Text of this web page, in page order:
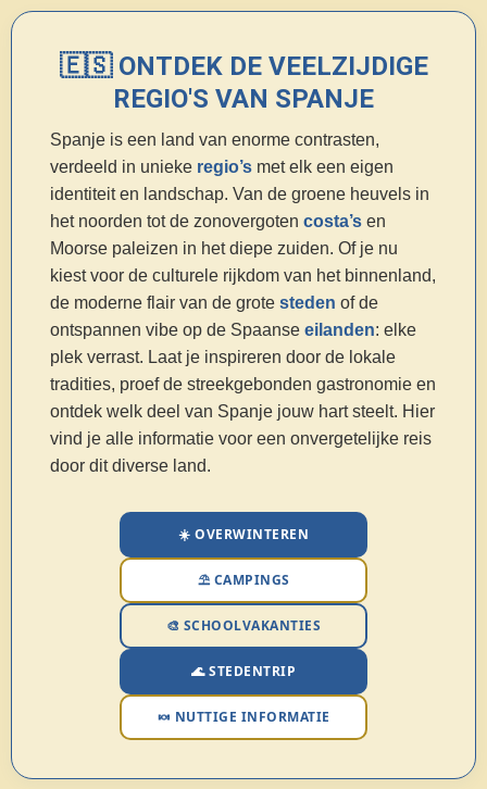
🇪🇸 ONTDEK DE VEELZIJDIGE
REGIO'S VAN SPANJE
Spanje is een land van enorme contrasten,
verdeeld in unieke regio’s met elk een eigen
identiteit en landschap. Van de groene heuvels in
het noorden tot de zonovergoten costa’s en
Moorse paleizen in het diepe zuiden. Of je nu
kiest voor de culturele rijkdom van het binnenland,
de moderne flair van de grote steden of de
ontspannen vibe op de Spaanse eilanden: elke
plek verrast. Laat je inspireren door de lokale
tradities, proef de streekgebonden gastronomie en
ontdek welk deel van Spanje jouw hart steelt. Hier
vind je alle informatie voor een onvergetelijke reis
door dit diverse land.
☀️ OVERWINTEREN
⛱️ CAMPINGS
🎨 SCHOOLVAKANTIES
🌊 STEDENTRIP
🍬 NUTTIGE INFORMATIE